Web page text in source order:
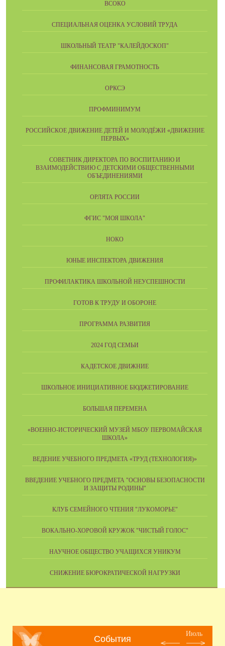
ВСОКО
СПЕЦИАЛЬНАЯ ОЦЕНКА УСЛОВИЙ ТРУДА
ШКОЛЬНЫЙ ТЕАТР "КАЛЕЙДОСКОП"
ФИНАНСОВАЯ ГРАМОТНОСТЬ
ОРКСЭ
ПРОФМИНИМУМ
РОССИЙСКОЕ ДВИЖЕНИЕ ДЕТЕЙ И МОЛОДЁЖИ «ДВИЖЕНИЕ
ПЕРВЫХ»
СОВЕТНИК ДИРЕКТОРА ПО ВОСПИТАНИЮ И
ВЗАИМОДЕЙСТВИЮ С ДЕТСКИМИ ОБЩЕСТВЕННЫМИ
ОБЪЕДИНЕНИЯМИ
ОРЛЯТА РОССИИ
ФГИС "МОЯ ШКОЛА"
НОКО
ЮНЫЕ ИНСПЕКТОРА ДВИЖЕНИЯ
ПРОФИЛАКТИКА ШКОЛЬНОЙ НЕУСПЕШНОСТИ
ГОТОВ К ТРУДУ И ОБОРОНЕ
ПРОГРАММА РАЗВИТИЯ
2024 ГОД СЕМЬИ
КАДЕТСКОЕ ДВИЖНИЕ
ШКОЛЬНОЕ ИНИЦИАТИВНОЕ БЮДЖЕТИРОВАНИЕ
БОЛЬШАЯ ПЕРЕМЕНА
«ВОЕННО-ИСТОРИЧЕСКИЙ МУЗЕЙ МБОУ ПЕРВОМАЙСКАЯ
ШКОЛА»
ВЕДЕНИЕ УЧЕБНОГО ПРЕДМЕТА «ТРУД (ТЕХНОЛОГИЯ)»
ВВЕДЕНИЕ УЧЕБНОГО ПРЕДМЕТА "ОСНОВЫ БЕЗОПАСНОСТИ
И ЗАЩИТЫ РОДИНЫ"
КЛУБ СЕМЕЙНОГО ЧТЕНИЯ "ЛУКОМОРЬЕ"
ВОКАЛЬНО-ХОРОВОЙ КРУЖОК "ЧИСТЫЙ ГОЛОС"
НАУЧНОЕ ОБЩЕСТВО УЧАЩИХСЯ УНИКУМ
СНИЖЕНИЕ БЮРОКРАТИЧЕСКОЙ НАГРУЗКИ
События
Июль